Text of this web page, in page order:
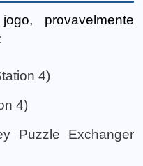
provavelmente
4)
4)
Puzzle Exchanger